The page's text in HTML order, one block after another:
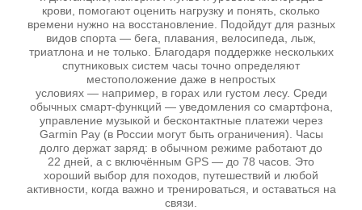
крови, помогают оценить нагрузку и понять, сколько
времени нужно на восстановление. Подойдут для разных
видов спорта — бега, плавания, велосипеда, лыж,
триатлона и не только. Благодаря поддержке нескольких
спутниковых систем часы точно определяют
местоположение даже в непростых
условиях — например, в горах или густом лесу. Среди
обычных смарт‑функций — уведомления со смартфона,
управление музыкой и бесконтактные платежи через
Garmin Pay (в России могут быть ограничения). Часы
долго держат заряд: в обычном режиме работают до
22 дней, а с включённым GPS — до 78 часов. Это
хороший выбор для походов, путешествий и любой
активности, когда важно и тренироваться, и оставаться на
связи.